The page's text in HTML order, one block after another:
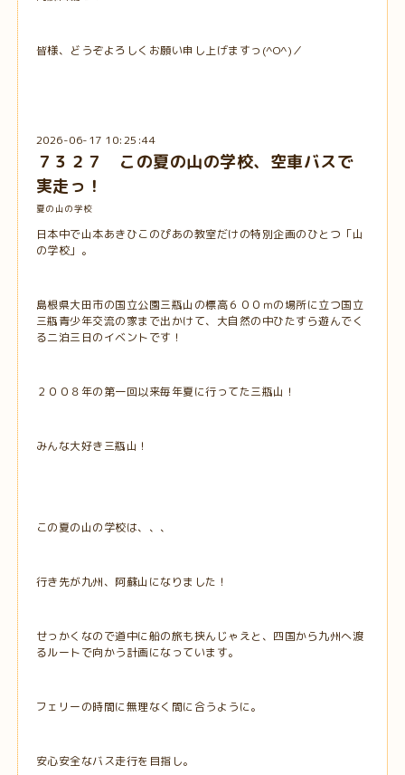
皆様、どうぞよろしくお願い申し上げますっ(^O^)／
2026-06-17 10:25:44
７３２７ この夏の山の学校、空車バスで
実走っ！
夏の山の学校
日本中で山本あきひこのぴあの教室だけの特別企画のひとつ「山
の学校」。
島根県大田市の国立公園三瓶山の標高６００ｍの場所に立つ国立
三瓶青少年交流の家まで出かけて、大自然の中ひたすら遊んでく
る二泊三日のイベントです！
２００８年の第一回以来毎年夏に行ってた三瓶山！
みんな大好き三瓶山！
この夏の山の学校は、、、
行き先が九州、阿蘇山になりました！
せっかくなので道中に船の旅も挟んじゃえと、四国から九州へ渡
るルートで向かう計画になっています。
フェリーの時間に無理なく間に合うように。
安心安全なバス走行を目指し。